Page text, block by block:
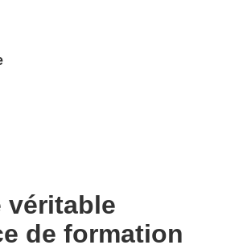
véritable
de formation